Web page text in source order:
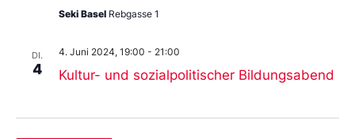
Seki Basel Rebgasse 1
DI.
4 Kultur- und sozialpolitischer Bildungsabend
4. Juni 2024, 19:00 - 21:00